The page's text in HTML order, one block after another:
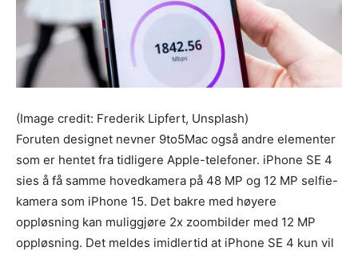
(Image credit: Frederik Lipfert, Unsplash)
Foruten designet nevner 9to5Mac også andre elementer
som er hentet fra tidligere Apple-telefoner. iPhone SE 4
sies å få samme hovedkamera på 48 MP og 12 MP selfie-
kamera som iPhone 15. Det bakre med høyere
oppløsning kan muliggjøre 2x zoombilder med 12 MP
oppløsning. Det meldes imidlertid at iPhone SE 4 kun vil